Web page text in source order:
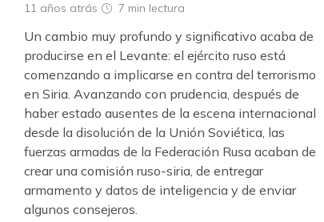
11 años atrás
7 min lectura
Un cambio muy profundo y significativo acaba de
producirse en el Levante: el ejército ruso está
comenzando a implicarse en contra del terrorismo
en Siria. Avanzando con prudencia, después de
haber estado ausentes de la escena internacional
desde la disolución de la Unión Soviética, las
fuerzas armadas de la Federación Rusa acaban de
crear una comisión ruso-siria, de entregar
armamento y datos de inteligencia y de enviar
algunos consejeros.